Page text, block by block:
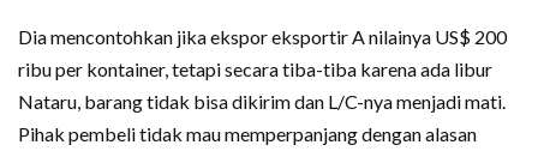
Dia mencontohkan jika ekspor eksportir A nilainya US$ 200
ribu per kontainer, tetapi secara tiba-tiba karena ada libur
Nataru, barang tidak bisa dikirim dan L/C-nya menjadi mati.
Pihak pembeli tidak mau memperpanjang dengan alasan